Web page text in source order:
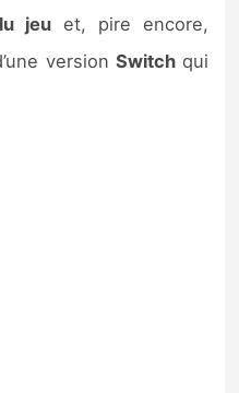
jeuet, pire encore,
version Switchqui